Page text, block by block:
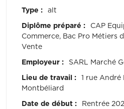
Type : alt
Diplôme préparé : CAP
Commerce, Bac Pro Métiers
Vente
Employeur : SARL Marché
Lieu de travail : 1 rue
Montbéliard
Date de début : Rentrée